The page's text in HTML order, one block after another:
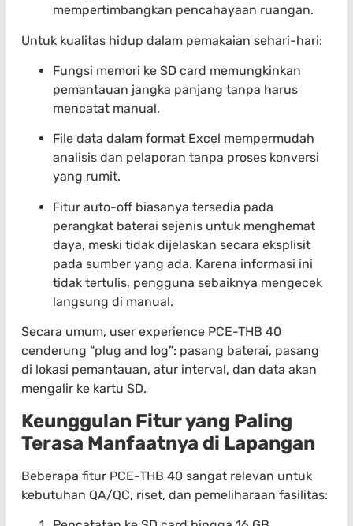
mempertimbangkan pencahayaan ruangan.
Untuk kualitas hidup dalam pemakaian sehari-hari:
Fungsi memori ke SD card memungkinkan
pemantauan jangka panjang tanpa harus
mencatat manual.
File data dalam format Excel mempermudah
analisis dan pelaporan tanpa proses konversi
yang rumit.
Fitur auto-off biasanya tersedia pada
perangkat baterai sejenis untuk menghemat
daya, meski tidak dijelaskan secara eksplisit
pada sumber yang ada. Karena informasi ini
tidak tertulis, pengguna sebaiknya mengecek
langsung di manual.
Secara umum, user experience PCE-THB 40
cenderung “plug and log”: pasang baterai, pasang
di lokasi pemantauan, atur interval, dan data akan
mengalir ke kartu SD.
Keunggulan Fitur yang Paling
Terasa Manfaatnya di Lapangan
Beberapa fitur PCE-THB 40 sangat relevan untuk
kebutuhan QA/QC, riset, dan pemeliharaan fasilitas: